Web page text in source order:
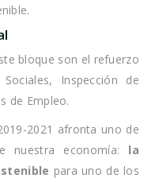
bloque son el refuerzo
Inspección de
de Empleo.
2021 afronta uno de
nuestra economía: la
para uno de los